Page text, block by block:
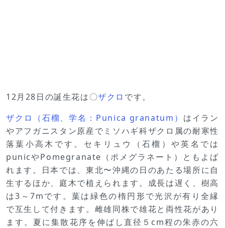
12月28日の誕生花は〇ザクロ です。
ザクロ（石榴、学名：Punica granatum） はイラン
やアフガニスタン原産でミソハギ科ザクロ属の耐寒性
落葉小高木です。セキリュウ（石榴）や英名では
punicやPomegranate（ポメグラネート）ともよば
れます。日本では、東北〜沖縄の日のあたる場所に自
生するほか、庭木で植えられます。成長は遅く、樹高
は3～7mです。葉は緑色の楕円形で光沢が有り全縁
で互生して付きます。雌雄同株で雄花と両性花があり
ます。夏に集散花序を伸ばし直径５cm程の朱赤の六